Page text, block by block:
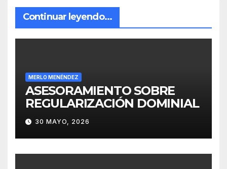
Continuar leyendo...
MERLO MENÉNDEZ
ASESORAMIENTO SOBRE
REGULARIZACIÓN DOMINIAL
30 MAYO, 2026